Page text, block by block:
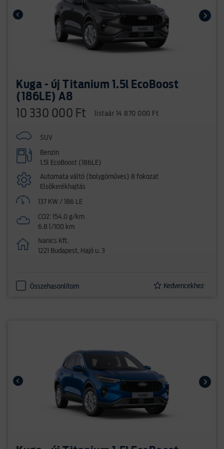
Kuga - új Titanium 1.5l EcoBoost
(186LE) A8
10 330 000 Ft listaár 14 870 000 Ft
SUV
Benzin
1.5l EcoBoost (186LE)
Automata váltó (bolygóműves) 8 fokozat
Elsőkerékhajtás
137 KW / 186 LE
CO2: 154.0 g/km
6.8 l/100 km
Ivanics Kft.
1221 Budapest, Hajó u. 3
Összehasonlítom Kedvencekhez